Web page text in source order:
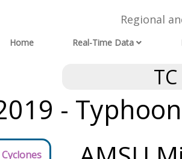
Regional
Home Real-Time Data
-